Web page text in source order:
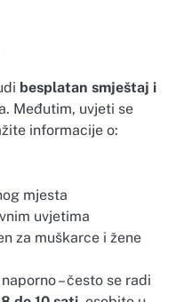
besplatan smještaj i
Međutim, uvjeti se
informacije o:
mjesta
uvjetima
za muškarce i žene
– često se radi